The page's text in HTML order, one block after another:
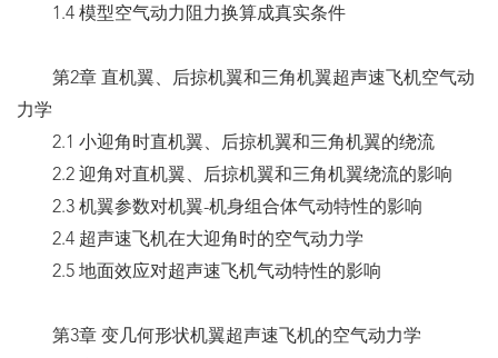
1.4 模型空气动力阻力换算成真实条件
第2章 直机翼、后掠机翼和三角机翼超声速飞机空气动
力学
2.1 小迎角时直机翼、后掠机翼和三角机翼的绕流
2.2 迎角对直机翼、后掠机翼和三角机翼绕流的影响
2.3 机翼参数对机翼-机身组合体气动特性的影响
2.4 超声速飞机在大迎角时的空气动力学
2.5 地面效应对超声速飞机气动特性的影响
第3章 变几何形状机翼超声速飞机的空气动力学